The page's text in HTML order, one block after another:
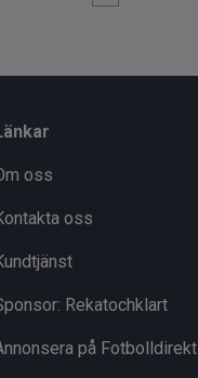
oss
oss
Rekatochklart
på Fotbolldirekt